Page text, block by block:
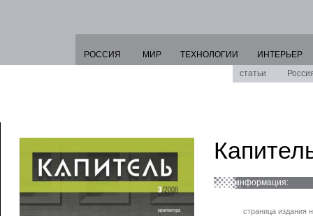
РОССИЯ МИР ТЕХНОЛОГИИ
ИНТЕРЬЕР
статьи
информация:
страница издания